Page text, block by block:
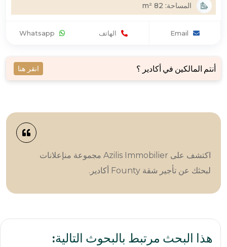
المساحة: 82 m²
الهاتف
أنتم المالكين في أكادير ؟ انقر هنا
اكتشف على Azilis Immobilier مجموعة منإعلانات
لبحثك عن تأجير شقة Founty أكادير.
هذا البحث مرتبط بالبحوث التالية: